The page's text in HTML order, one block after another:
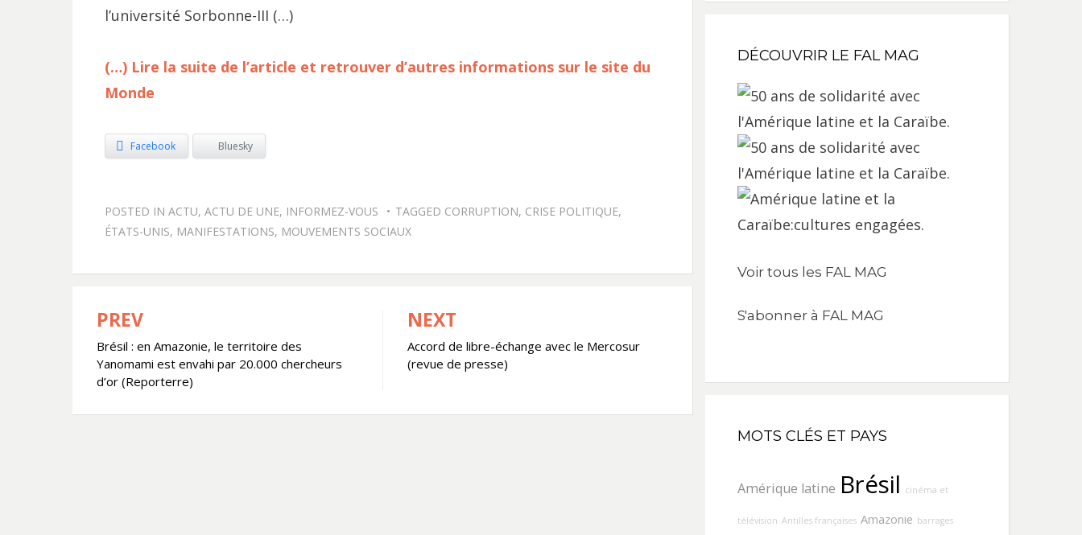
l’université Sorbonne-III (…)
(…) Lire la suite de l’article et retrouver d’autres informations sur le site du
Monde
Facebook Bluesky
POSTED IN ACTU, ACTU DE UNE, INFORMEZ-VOUS TAGGED CORRUPTION, CRISE POLITIQUE,
ÉTATS-UNIS, MANIFESTATIONS, MOUVEMENTS SOCIAUX
Navigation
de
l’article
PREV
Brésil : en Amazonie, le territoire des
Yanomami est envahi par 20.000 chercheurs
d’or (Reporterre)
NEXT
Accord de libre-échange avec le Mercosur
(revue de presse)
DÉCOUVRIR LE FAL MAG
Voir tous les FAL MAG
S'abonner à FAL MAG
MOTS CLÉS ET PAYS
Amérique latine Brésil cinéma et
télévision Antilles françaises Amazonie barrages